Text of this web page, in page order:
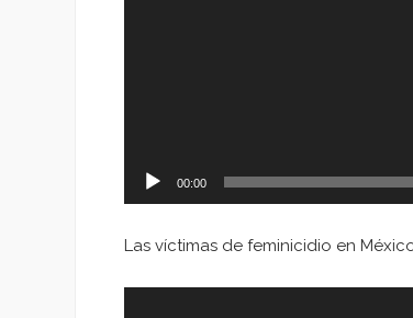
00:00
Las víctimas de feminicidio en